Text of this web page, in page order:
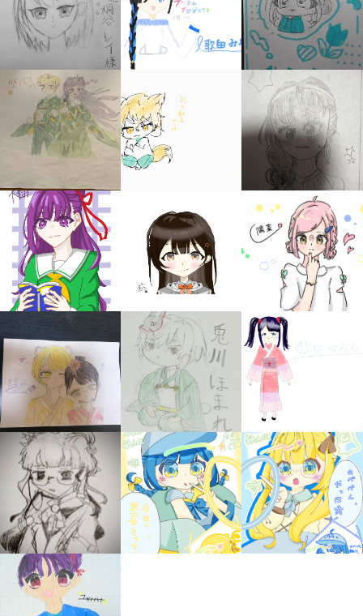
キミノラジオ配信中！
いろんな動画が
見られる
みんなの絵が
見られる
ギャラリー